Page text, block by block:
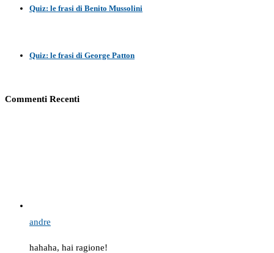
Quiz: le frasi di Benito Mussolini
Quiz: le frasi di George Patton
Commenti Recenti
andre
hahaha, hai ragione!